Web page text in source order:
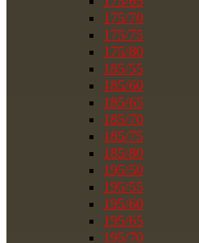
175/70
175/75
175/80
185/55
185/60
185/65
185/70
185/75
185/80
195/50
195/55
195/60
195/65
195/70